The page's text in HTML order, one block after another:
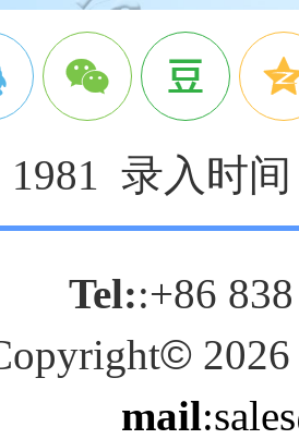
1981 录入时
Tel::+86
© 2026
mail